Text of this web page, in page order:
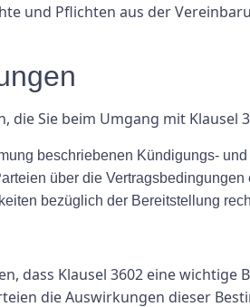
und Pflichten aus der
die Sie beim Umgang mit Klausel
beschriebenen Kündigungs-
über die Vertragsbedingungen
bezüglich der Bereitstellung
dass Klausel 3602 eine
die Auswirkungen dieser